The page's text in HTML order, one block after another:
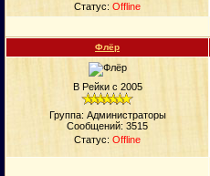
Статус: Offline
Флёр
В Рейки с 2005
Группа: Администраторы
Сообщений: 3515
Статус: Offline